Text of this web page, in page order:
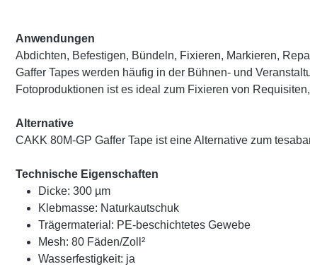
Anwendungen
Abdichten, Befestigen, Bündeln, Fixieren, Markieren,
Gaffer Tapes werden häufig in der Bühnen- und
Fotoproduktionen ist es ideal zum Fixieren von
Alternative
CAKK 80M-GP Gaffer Tape ist eine Alternative zum
Technische Eigenschaften
Dicke: 300 µm
Klebmasse: Naturkautschuk
Trägermaterial: PE-beschichtetes Gewebe
Mesh: 80 Fäden/Zoll²
Wasserfestigkeit: ja